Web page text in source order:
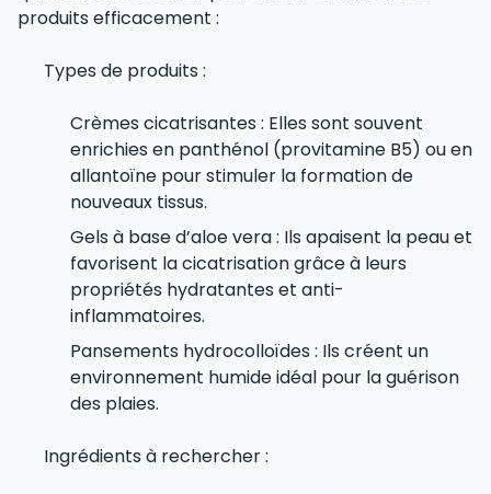
produits efficacement :
Types de produits :
Crèmes cicatrisantes : Elles sont souvent
enrichies en panthénol (provitamine B5) ou en
allantoïne pour stimuler la formation de
nouveaux tissus.
Gels à base d’aloe vera : Ils apaisent la peau et
favorisent la cicatrisation grâce à leurs
propriétés hydratantes et anti-
inflammatoires.
Pansements hydrocolloïdes : Ils créent un
environnement humide idéal pour la guérison
des plaies.
Ingrédients à rechercher :